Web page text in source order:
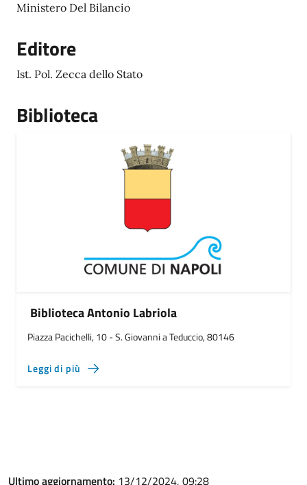
Ministero Del Bilancio
Editore
Ist. Pol. Zecca dello Stato
Biblioteca
Biblioteca Antonio Labriola
Piazza Pacichelli, 10 - S. Giovanni a Teduccio, 80146
Leggi di più
Ultimo aggiornamento: 13/12/2024, 09:28